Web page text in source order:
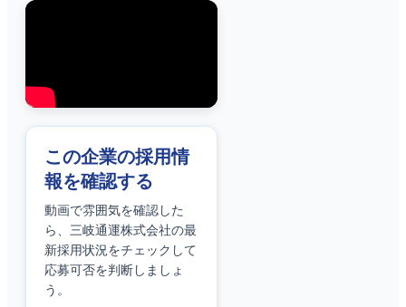
この企業の採用情
報を確認する
動画で雰囲気を確認した
ら、 三岐通運株式会社の最
新採用状況をチェックして
応募可否を判断しましょ
う。